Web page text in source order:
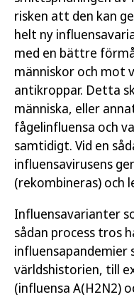
risken att den kan
helt ny
med en bättre
människor och mot
antikroppar. Detta
människa, eller
fågelinfluensa och
samtidigt. Vid en
influensavirusens
(rekombineras) och
Influensavarianter
sådan process tros
världshistorien, till
(influensa A(H2N2)